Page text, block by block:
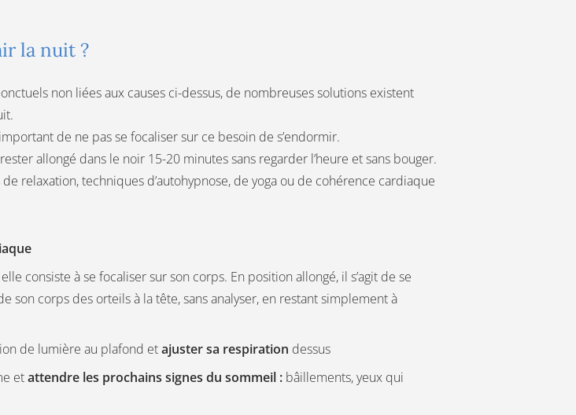
la nuit ?
non liées aux causes ci-dessus, de nombreuses solutions existent
de ne pas se focaliser sur ce besoin de s’endormir.
allongé dans le noir 15-20 minutes sans regarder l’heure et sans bouger.
relaxation, techniques d’autohypnose, de yoga ou de cohérence cardiaque
elle consiste à se focaliser sur son corps. En position allongé, il s’agit de se
son corps des orteils à la tête, sans analyser, en restant simplement à
de lumière au plafond etajuster sa respiration dessus
etattendre les prochains signes du sommeil : bâillements, yeux qui